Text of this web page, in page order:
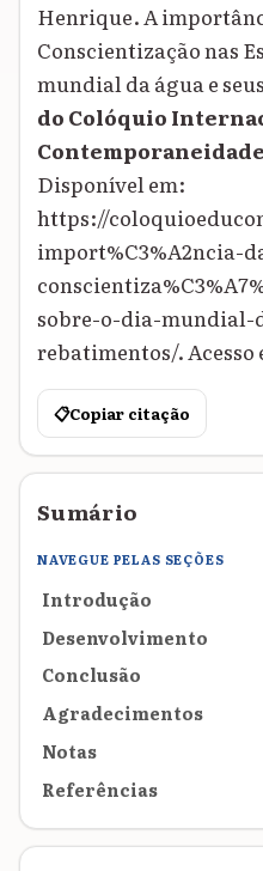
Henrique. A
Conscientização nas
mundial da água e
do Colóquio
Contemporaneidade
Disponível em:
https://
import%C3%A2ncia-
sobre-o-dia-mundial-
rebatimentos/. Acesso
📋Copiar citação
Sumário
NAVEGUE PELAS SEÇÕES
Introdução
Desenvolvimento
Conclusão
Agradecimentos
Notas
Referências